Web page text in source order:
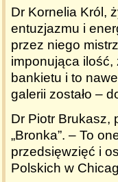
Dr Kornelia Król,
entuzjazmu i
przez niego
imponująca
bankietu i to
galerii zostało –
Dr Piotr Brukasz,
„Bronka”. – To
przedsięwzięć i
Polskich w